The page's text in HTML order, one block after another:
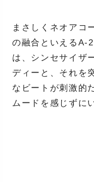
まさしくネオアコ
の融合といえるA-
は、シンセサイザ
ディーと、それを
なビートが刺激的
ムードを感じずに